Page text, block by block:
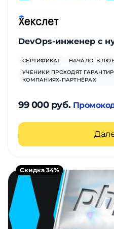
DevOps-инженер с
СЕРТИФИКАТ
НАЧАЛО: В
УЧЕНИКИ ПРОХОДЯТ
КОМПАНИЯХ-ПАРТНЁРАХ
99 000 руб.
Скидка 34%